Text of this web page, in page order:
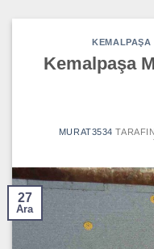
Kemalpaşa
MURAT3534
27
Ara